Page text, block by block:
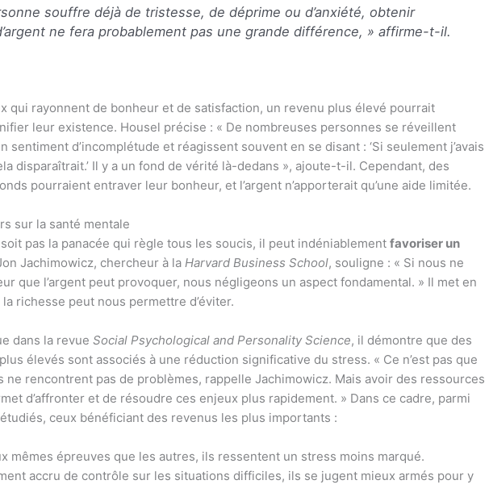
souffre déjà de tristesse, de déprime ou d’anxiété, obtenir
ne fera probablement pas une grande différence, » affirme-t-il.
qui rayonnent de bonheur et de satisfaction, un revenu plus élevé pourrait
leur existence. Housel précise : « De nombreuses personnes se réveillent
sentiment d’incomplétude et réagissent souvent en se disant : ‘Si seulement j’avais
disparaîtrait.’ Il y a un fond de vérité là-dedans », ajoute-t-il. Cependant, des
pourraient entraver leur bonheur, et l’argent n’apporterait qu’une aide limitée.
sur la santé mentale
soit pas la panacée qui règle tous les soucis, il peut indéniablement favoriser un
Jachimowicz, chercheur à la Harvard Business School, souligne : « Si nous ne
que l’argent peut provoquer, nous négligeons un aspect fondamental. » Il met en
richesse peut nous permettre d’éviter.
dans la revue Social Psychological and Personality Science, il démontre que des
élevés sont associés à une réduction significative du stress. « Ce n’est pas que
ne rencontrent pas de problèmes, rappelle Jachimowicz. Mais avoir des ressources
d’affronter et de résoudre ces enjeux plus rapidement. » Dans ce cadre, parmi
ceux bénéficiant des revenus les plus importants :
mêmes épreuves que les autres, ils ressentent un stress moins marqué.
accru de contrôle sur les situations difficiles, ils se jugent mieux armés pour y